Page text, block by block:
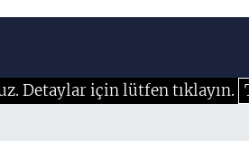
Detaylar için lütfen tıklayın.